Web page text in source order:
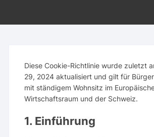
Diese Cookie-Richtlinie wurde zuletzt
29, 2024 aktualisiert und gilt für
mit ständigem Wohnsitz im
Wirtschaftsraum und der Schweiz.
1. Einführung